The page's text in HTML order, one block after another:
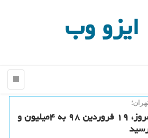
ایزو وب
منو
سكه طرح جدید امروز، ۱۹ فروردین ۹۸ به ۴میلیون و